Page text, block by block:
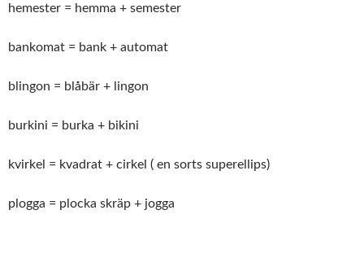
hemester = hemma + semester
bankomat = bank + automat
blingon = blåbär + lingon
burkini = burka + bikini
kvirkel = kvadrat + cirkel ( en sorts superellips)
plogga = plocka skräp + jogga